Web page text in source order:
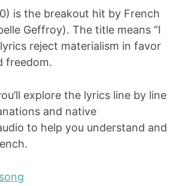
is the breakout hit by French
Geffroy). The title means “I
reject materialism in favor
freedom.
explore the lyrics line by line
and native
to help you understand and